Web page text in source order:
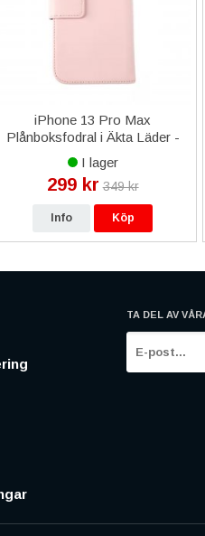
iPhone 13 Pro Max
Plånboksfodral i Äkta Läder -
Rosa
I lager
299 kr 349 kr
Info Köp
TA DEL AV